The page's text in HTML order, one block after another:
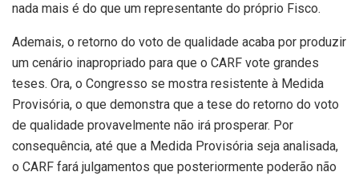
nada mais é do que um representante do próprio Fisco.
Ademais, o retorno do voto de qualidade acaba por produzir
um cenário inapropriado para que o CARF vote grandes
teses. Ora, o Congresso se mostra resistente à Medida
Provisória, o que demonstra que a tese do retorno do voto
de qualidade provavelmente não irá prosperar. Por
consequência, até que a Medida Provisória seja analisada,
o CARF fará julgamentos que posteriormente poderão não